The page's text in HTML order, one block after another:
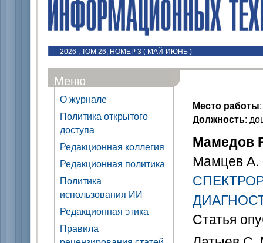
2026 , ТОМ 26, НОМЕР 3 ( МАЙ-ИЮНЬ )
Меню
О журнале
Политика открытого
доступа
Редакционная коллегия
Редакционная политика
Политика
использования ИИ
Редакционная этика
Правила
Место работы
Должность:
Мамедов
Мамцев
Статья